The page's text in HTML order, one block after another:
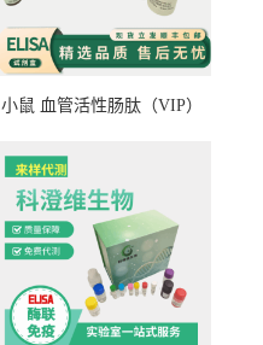
小鼠 血管活性肠肽（VIP）